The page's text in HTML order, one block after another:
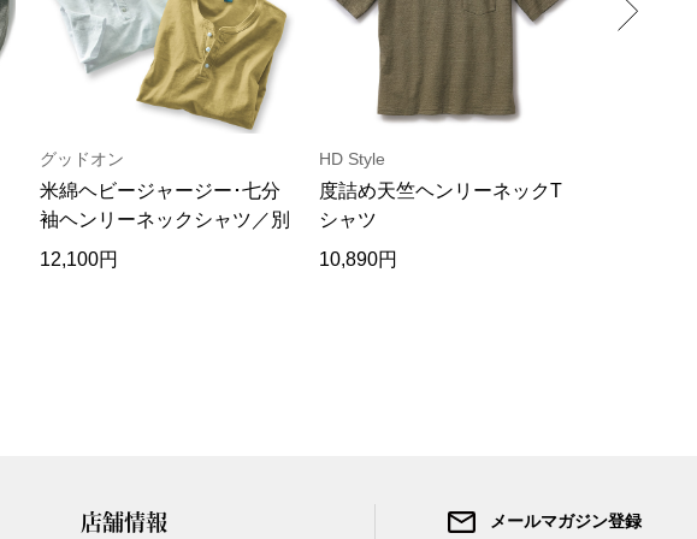
グッドオン
米綿ヘビージャージー･七分
袖ヘンリーネックシャツ／別
注
12,100円
HD Style
度詰め天竺ヘンリーネックT
シャツ
10,890円
店舗情報 メールマガジン登録